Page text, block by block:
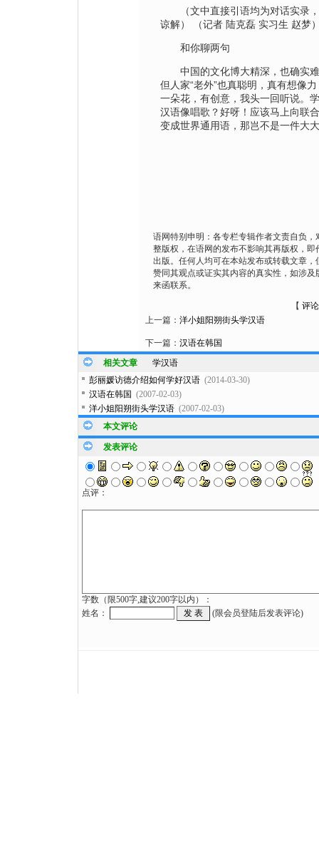
（文中直接引语均为对话实录，
谅解） （记者 陆克磊 实习生 赵梦
和你聊两句
中国的文化博大精深，也确实难
但人家“老外”也真聪明，真有想像
一朵花，有创意，我头一回听说。
汉语像唱歌？好呀！应该马上向联
变成世界通用语，那岂不是一件大
语网特别申明：各专栏专辑作者文责自负，
整版权，在语网的发布不影响其再版权，即
出版。任何人均可在本站发布或转载文章，
赞同其观点或证实其内容的真实性，如涉及
来函联系。
【 评论
上一篇： 洋小姐阳朔街头学汉语
下一篇： 汉语在韩国
相关文章
学汉语
彭丽媛访德介绍如何学好汉语 (2014-03-30)
汉语在韩国 (2007-02-03)
洋小姐阳朔街头学汉语 (2007-02-03)
本文评论
发表评论
点评：
字数（限500字,建议200字以内）：
姓名：
(限会员登陆后发表评论)